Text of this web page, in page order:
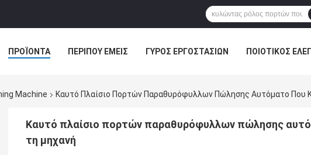
ΠΡΟΪΌΝΤΑ ΠΕΡΊΠΟΥ ΕΜΕΊΣ ΓΎΡΟΣ ΕΡΓΟΣΤΑΣΊΩΝ ΠΟΙΟΤΙΚΌΣ
Machine Καυτό Πλαίσιο Πορτών Παραθυρόφυλλων Πώλησης Αυτόματο Που
Καυτό πλαίσιο πορτών παραθυρόφυλλων πώλησης
τη μηχανή